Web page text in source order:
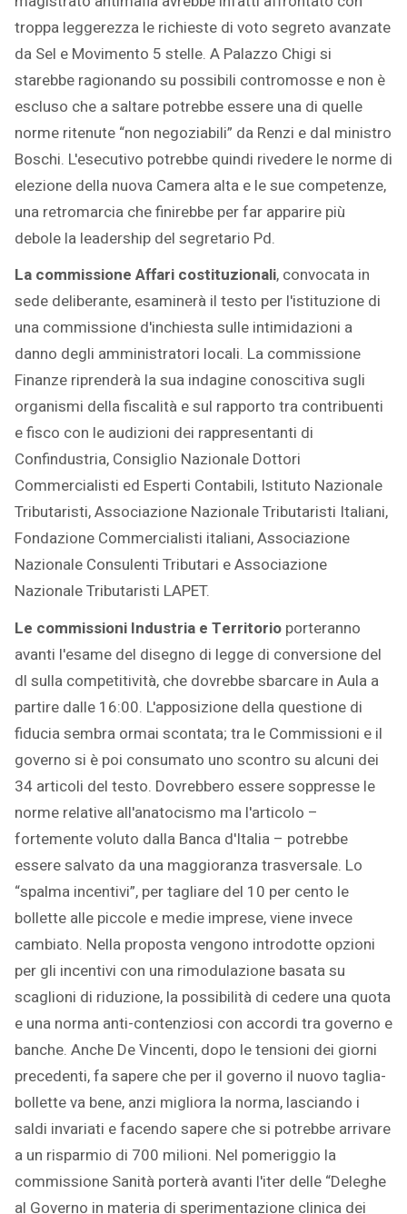
troppa leggerezza le richieste di voto segreto avanzate
da Sel e Movimento 5 stelle. A Palazzo Chigi si
starebbe ragionando su possibili contromosse e non è
escluso che a saltare potrebbe essere una di quelle
norme ritenute “non negoziabili” da Renzi e dal ministro
Boschi. L'esecutivo potrebbe quindi rivedere le norme di
elezione della nuova Camera alta e le sue competenze,
una retromarcia che finirebbe per far apparire più
debole la leadership del segretario Pd.
La commissione Affari costituzionali, convocata in
sede deliberante, esaminerà il testo per l'istituzione di
una commissione d'inchiesta sulle intimidazioni a
danno degli amministratori locali. La commissione
Finanze riprenderà la sua indagine conoscitiva sugli
organismi della fiscalità e sul rapporto tra contribuenti
e fisco con le audizioni dei rappresentanti di
Confindustria, Consiglio Nazionale Dottori
Commercialisti ed Esperti Contabili, Istituto Nazionale
Tributaristi, Associazione Nazionale Tributaristi Italiani,
Fondazione Commercialisti italiani, Associazione
Nazionale Consulenti Tributari e Associazione
Nazionale Tributaristi LAPET.
Le commissioni Industria e Territorio porteranno
avanti l'esame del disegno di legge di conversione del
dl sulla competitività, che dovrebbe sbarcare in Aula a
partire dalle 16:00. L'apposizione della questione di
fiducia sembra ormai scontata; tra le Commissioni e il
governo si è poi consumato uno scontro su alcuni dei
34 articoli del testo. Dovrebbero essere soppresse le
norme relative all'anatocismo ma l'articolo –
fortemente voluto dalla Banca d'Italia – potrebbe
essere salvato da una maggioranza trasversale. Lo
“spalma incentivi”, per tagliare del 10 per cento le
bollette alle piccole e medie imprese, viene invece
cambiato. Nella proposta vengono introdotte opzioni
per gli incentivi con una rimodulazione basata su
scaglioni di riduzione, la possibilità di cedere una quota
e una norma anti-contenziosi con accordi tra governo e
banche. Anche De Vincenti, dopo le tensioni dei giorni
precedenti, fa sapere che per il governo il nuovo taglia-
bollette va bene, anzi migliora la norma, lasciando i
saldi invariati e facendo sapere che si potrebbe arrivare
a un risparmio di 700 milioni. Nel pomeriggio la
commissione Sanità porterà avanti l'iter delle “Deleghe
al Governo in materia di sperimentazione clinica dei